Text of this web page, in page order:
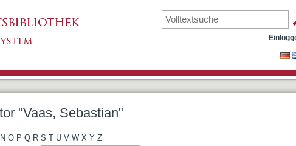
"Vaas, Sebastian"
N O P Q R S T U V W X Y Z